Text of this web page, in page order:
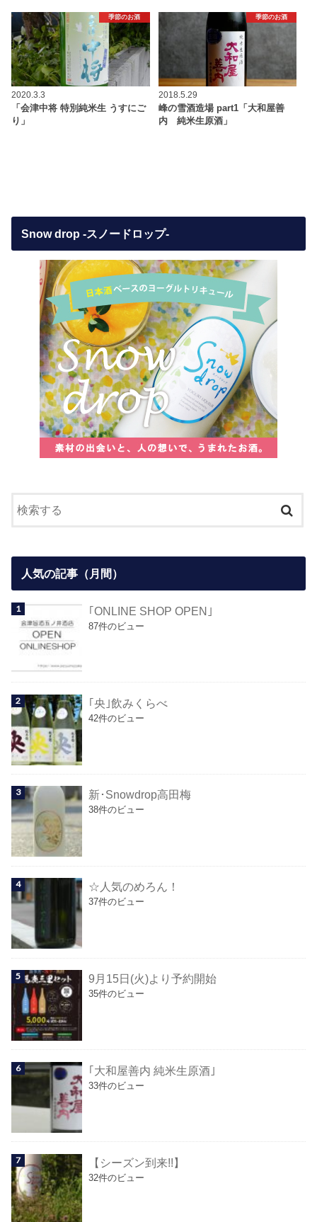
季節のお酒
2020.3.3
「会津中将 特別純米生 うすにご
り」
季節のお酒
2018.5.29
峰の雪酒造場 part1「大和屋善
内 純米生原酒」
Snow drop -スノードロップ-
人気の記事（月間）
｢ONLINE SHOP OPEN｣
87件のビュー
｢央｣飲みくらべ
42件のビュー
新･Snowdrop高田梅
38件のビュー
☆人気のめろん！
37件のビュー
9月15日(火)より予約開始
35件のビュー
｢大和屋善内 純米生原酒｣
33件のビュー
【シーズン到来!!】
32件のビュー